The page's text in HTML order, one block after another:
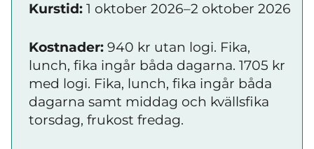
Kurstid: 1 oktober 2026–2 oktober 2026
Kostnader: 940 kr utan logi. Fika,
lunch, fika ingår båda dagarna. 1705 kr
med logi. Fika, lunch, fika ingår båda
dagarna samt middag och kvällsfika
torsdag, frukost fredag.